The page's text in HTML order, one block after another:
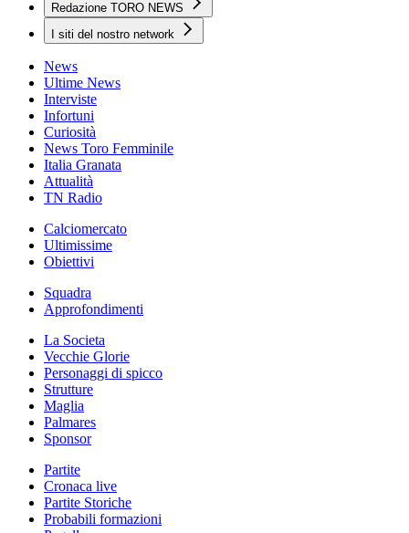
Redazione TORO NEWS
I siti del nostro network
News
Ultime News
Interviste
Infortuni
Curiosità
News Toro Femminile
Italia Granata
Attualità
TN Radio
Calciomercato
Ultimissime
Obiettivi
Squadra
Approfondimenti
La Societa
Vecchie Glorie
Personaggi di spicco
Strutture
Maglia
Palmares
Sponsor
Partite
Cronaca live
Partite Storiche
Probabili formazioni